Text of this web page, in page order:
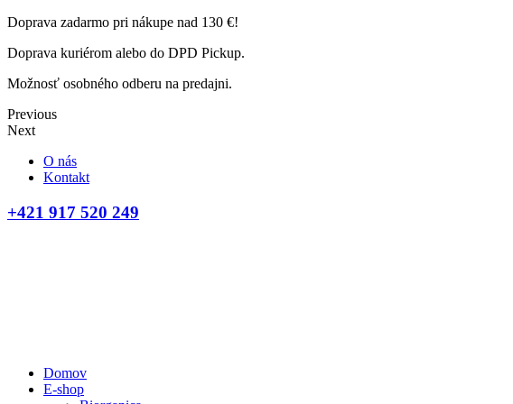
Doprava zadarmo pri nákupe nad 130 €!
Doprava kuriérom alebo do DPD Pickup.
Možnosť osobného odberu na predajni.
Previous
Next
O nás
Kontakt
+421 917 520 249
Domov
E-shop